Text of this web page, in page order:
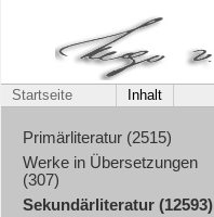
Startseite Inhalt
Primärliteratur (2515)
Werke in Übersetzungen
(307)
Sekundärliteratur (12593)